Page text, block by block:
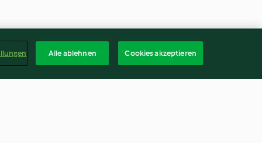
Alle ablehnen Cookies akzeptieren